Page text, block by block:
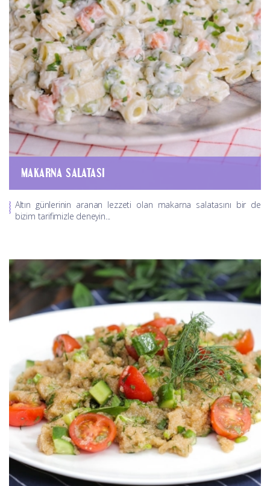
MAKARNA SALATASI
Altın günlerinin aranan lezzeti olan makarna salatasını bir de
bizim tarifimizle deneyin...